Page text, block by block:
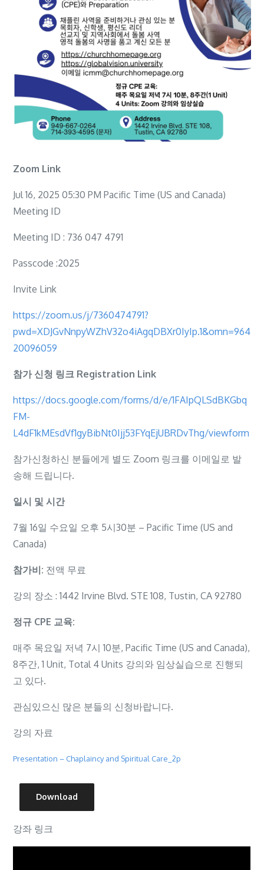
영
사
Chaplain
and
Spiritual
Ministry
무
공
개
강
및
전
문
채
린
협
회
입
안
내
Zoom Link
Jul 16, 2025 05:30 PM Pacific Time (US and Canada)
Meeting ID
Meeting ID : 736 047 4791
Passcode :2025
Invite Link
https://zoom.us/j/7360474791?
pwd=XDJGvNnpyWZhV32o4iAgqDBXr0IyIp.1&omn=964
20096059
참가 신청 링크 Registration Link
https://docs.google.com/forms/d/e/1FAIpQLSdBKGbq
FM-
L4dF1kMEsdVf1gyBibNt0Ijj53FYqEjUBRDvThg/viewform
참가신청하신 분들에게 별도 Zoom 링크를 이메일로 발
송해 드립니다.
일시 및 시간
7월 16일 수요일 오후 5시30분 – Pacific Time (US and
Canada)
참가비: 전액 무료
강의 장소 : 1442 Irvine Blvd. STE 108, Tustin, CA 92780
정규 CPE 교육:
매주 목요일 저녁 7시 10분, Pacific Time (US and Canada),
8주간, 1 Unit, Total 4 Units 강의와 임상실습으로 진행되
고 있다.
관심있으신 많은 분들의 신청바랍니다.
강의 자료
Presentation – Chaplaincy and Spiritual Care_2p
Download
강좌 링크